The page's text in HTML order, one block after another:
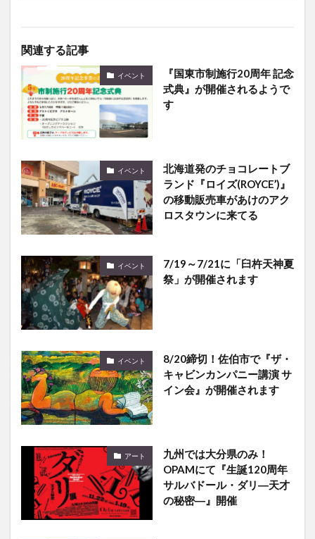
関連する記事
イベント
『国東市制施行20周年 記念
式典』が開催されるようで
す
イベント
北海道発のチョコレートブ
ランド『ロイズ(ROYCE’)』
の移動販売車があけのアク
ロスタウンに来てる
イベント
7/19～7/21に「臼杵天神夏
祭」が開催されます
イベント
8/20締切！佐伯市で『ザ・
キャビンカンパニー講演 サ
イン会』が開催されます
アート
九州では大分県のみ！
OPAMにて『生誕120周年
サルバドール・ダリ―天才
の秘密―』開催